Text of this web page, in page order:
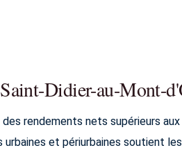
Didier-au-Mont-
rendements nets supérieurs aux
urbaines et périurbaines soutient les